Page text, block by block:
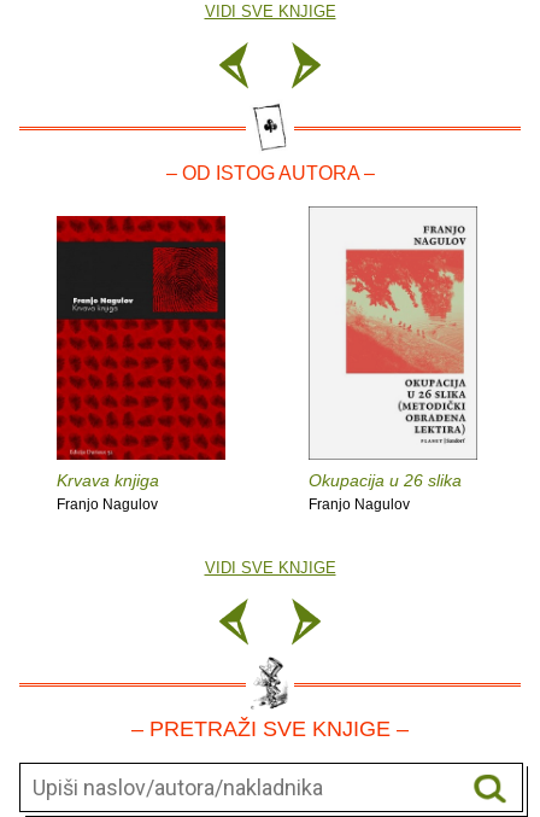
VIDI SVE KNJIGE
– OD ISTOG AUTORA –
Krvava knjiga
Franjo Nagulov
Okupacija u 26 slika
Franjo Nagulov
VIDI SVE KNJIGE
– PRETRAŽI SVE KNJIGE –